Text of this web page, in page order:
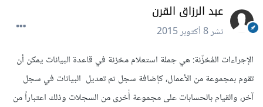
عبد الرزاق القرن
نشر8 أكتوبر 2015
الإجراءات المُخزّنة: هي جملة استعلام مخزنة في قاعدة البيانات يمكن أن
تقوم بمجموعة من الأعمال، كإضافة سجل ثم تعديل البيانات في سجل
آخر، والقيام بالحسابات على مجموعة أُخرى من السجلات وذلك اعتباراً من